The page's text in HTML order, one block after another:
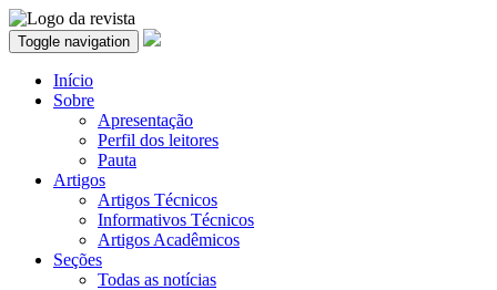
Toggle navigation
Início
Sobre
Apresentação
Perfil dos leitores
Pauta
Artigos
Artigos Técnicos
Informativos Técnicos
Artigos Acadêmicos
Seções
Todas as notícias